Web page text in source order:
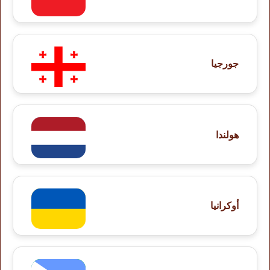
جورجيا
هولندا
أوكرانيا